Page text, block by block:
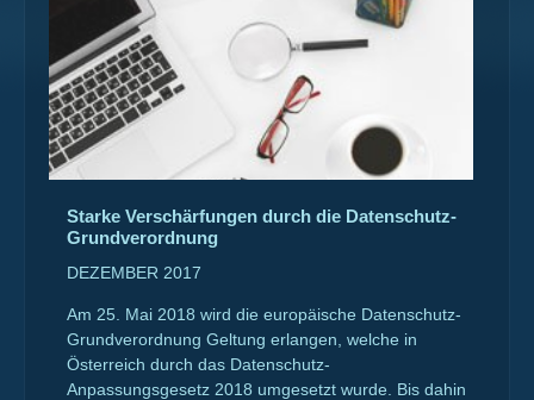
Starke Verschärfungen durch die Datenschutz-
Grundverordnung
DEZEMBER 2017
Am 25. Mai 2018 wird die europäische Datenschutz-
Grundverordnung Geltung erlangen, welche in
Österreich durch das Datenschutz-
Anpassungsgesetz 2018 umgesetzt wurde. Bis dahin